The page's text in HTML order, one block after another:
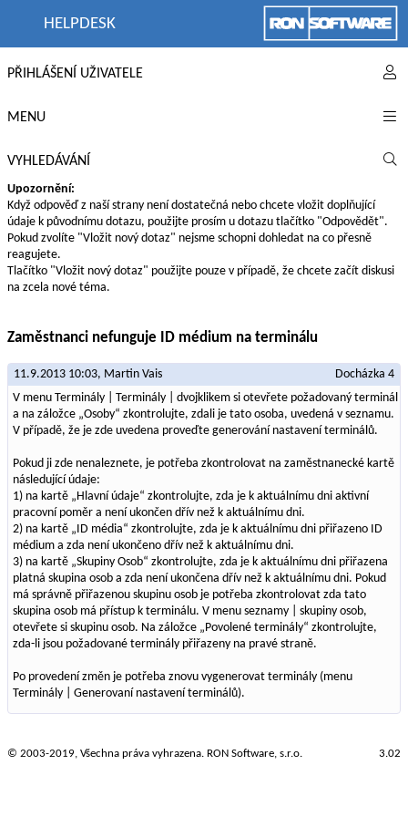
HELPDESK
PŘIHLÁŠENÍ UŽIVATELE
MENU
VYHLEDÁVÁNÍ
Upozornění:
Když odpověď z naší strany není dostatečná nebo chcete vložit doplňující
údaje k původnímu dotazu, použijte prosím u dotazu tlačítko "Odpovědět".
Pokud zvolíte "Vložit nový dotaz" nejsme schopni dohledat na co přesně
reagujete.
Tlačítko "Vložit nový dotaz" použijte pouze v případě, že chcete začít diskusi
na zcela nové téma.
Zaměstnanci nefunguje ID médium na terminálu
Docházka 4
11.9.2013 10:03, Martin Vais
V menu Terminály | Terminály | dvojklikem si otevřete požadovaný terminál
a na záložce „Osoby“ zkontrolujte, zdali je tato osoba, uvedená v seznamu.
V případě, že je zde uvedena proveďte generování nastavení terminálů.
Pokud ji zde nenaleznete, je potřeba zkontrolovat na zaměstnanecké kartě
následující údaje:
1) na kartě „Hlavní údaje“ zkontrolujte, zda je k aktuálnímu dni aktivní
pracovní poměr a není ukončen dřív než k aktuálnímu dni.
2) na kartě „ID média“ zkontrolujte, zda je k aktuálnímu dni přiřazeno ID
médium a zda není ukončeno dřív než k aktuálnímu dni.
3) na kartě „Skupiny Osob“ zkontrolujte, zda je k aktuálnímu dni přiřazena
platná skupina osob a zda není ukončena dřív než k aktuálnímu dni. Pokud
má správně přiřazenou skupinu osob je potřeba zkontrolovat zda tato
skupina osob má přístup k terminálu. V menu seznamy | skupiny osob,
otevřete si skupinu osob. Na záložce „Povolené terminály“ zkontrolujte,
zda-li jsou požadované terminály přiřazeny na pravé straně.
Po provedení změn je potřeba znovu vygenerovat terminály (menu
Terminály | Generovaní nastavení terminálů).
© 2003-2019, Všechna práva vyhrazena. RON Software, s.r.o. 3.02